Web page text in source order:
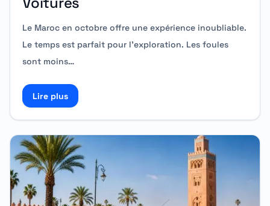
Le Maroc en octobre offre une expérience inoubliable.
Le temps est parfait pour l’exploration. Les foules
sont moins…
Lire plusRead more about Offres Spéciales pour les